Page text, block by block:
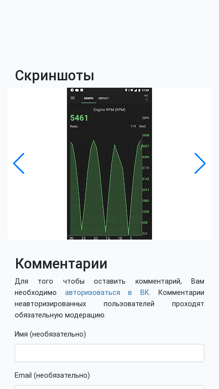
Скриншоты
Комментарии
Для того чтобы оставить комментарий, Вам
необходимо авторизоваться в ВК. Комментарии
неавторизированных пользователей проходят
обязательную модерацию.
Имя (необязательно)
Email (необязательно)